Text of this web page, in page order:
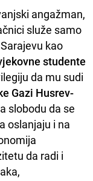
angažman,
služe samo
kao
studente
da mu sudi
Gazi Husrev-
slobodu da se
oslanjaju i na
da radi i